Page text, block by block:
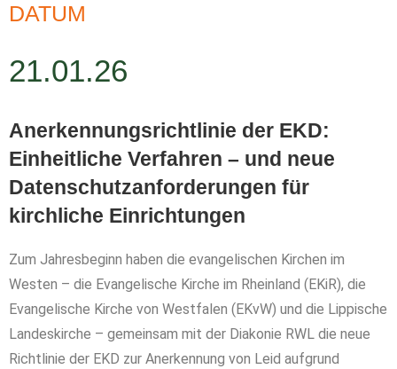
DATUM
21.01.26
Anerkennungsrichtlinie der EKD:
Einheitliche Verfahren – und neue
Datenschutzanforderungen für
kirchliche Einrichtungen
Zum Jahresbeginn haben die evangelischen Kirchen im
Westen – die Evangelische Kirche im Rheinland (EKiR), die
Evangelische Kirche von Westfalen (EKvW) und die Lippische
Landeskirche – gemeinsam mit der Diakonie RWL die neue
Richtlinie der EKD zur Anerkennung von Leid aufgrund